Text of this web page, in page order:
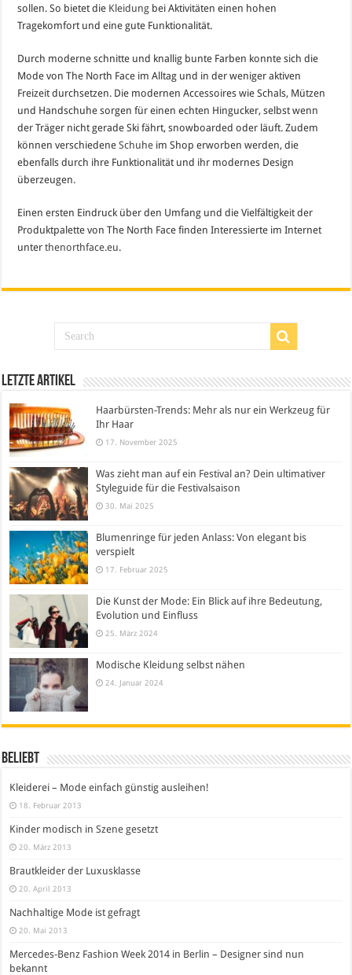
sollen. So bietet die Kleidung bei Aktivitäten einen hohen
Tragekomfort und eine gute Funktionalität.
Durch moderne schnitte und knallig bunte Farben konnte sich die
Mode von The North Face im Alltag und in der weniger aktiven
Freizeit durchsetzen. Die modernen Accessoires wie Schals, Mützen
und Handschuhe sorgen für einen echten Hingucker, selbst wenn
der Träger nicht gerade Ski fährt, snowboarded oder läuft. Zudem
können verschiedeneSchuhe im Shop erworben werden, die
ebenfalls durch ihre Funktionalität und ihr modernes Design
überzeugen.
Einen ersten Eindruck über den Umfang und die Vielfältigkeit der
Produktpalette von The North Face finden Interessierte im Internet
unterthenorthface.eu.
Letzte Artikel
Haarbürsten-Trends: Mehr als nur ein Werkzeug für
Ihr Haar
17. November 2025
Was zieht man auf ein Festival an? Dein ultimativer
Styleguide für die Festivalsaison
30. Mai 2025
Blumenringe für jeden Anlass: Von elegant bis
verspielt
17. Februar 2025
Die Kunst der Mode: Ein Blick auf ihre Bedeutung,
Evolution und Einfluss
25. März 2024
Modische Kleidung selbst nähen
24. Januar 2024
Beliebt
Kleiderei – Mode einfach günstig ausleihen!
18. Februar 2013
Kinder modisch in Szene gesetzt
20. März 2013
Brautkleider der Luxusklasse
20. April 2013
Nachhaltige Mode ist gefragt
20. Mai 2013
Mercedes-Benz Fashion Week 2014 in Berlin – Designer sind nun
bekannt